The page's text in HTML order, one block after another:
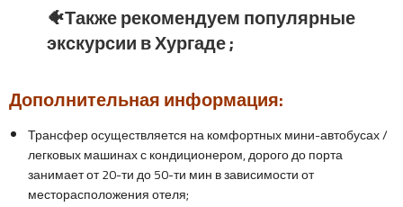
🐠Также рекомендуем популярные
экскурсии в Хургаде ;
Дополнительная информация:
Трансфер осуществляется на комфортных мини-автобусах /
легковых машинах с кондиционером, дорого до порта
занимает от 20-ти до 50-ти мин в зависимости от
месторасположения отеля;